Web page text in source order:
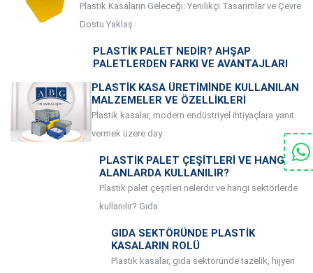
Plastik Kasaların Geleceği: Yenilikçi Tasarımlar ve Çevre
Dostu Yaklaş
PLASTIK PALET NEDIR? AHŞAP
PALETLERDEN FARKI VE AVANTAJLARI
PLASTIK KASA ÜRETIMINDE KULLANILAN
MALZEMELER VE ÖZELLIKLERI
Plastik kasalar, modern endüstriyel ihtiyaçlara yanıt
vermek üzere day
PLASTIK PALET ÇEŞITLERI VE HANGI
ALANLARDA KULLANILIR?
Plastik palet çeşitleri nelerdir ve hangi sektörlerde
kullanılır? Gıda
GIDA SEKTÖRÜNDE PLASTIK
KASALARIN ROLÜ
Plastik kasalar, gıda sektöründe tazelik, hijyen